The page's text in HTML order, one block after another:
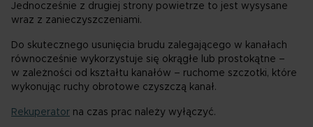
Jednocześnie z drugiej strony powietrze to jest wysysane
wraz z zanieczyszczeniami.
Do skutecznego usunięcia brudu zalegającego w kanałach
równocześnie wykorzystuje się okrągłe lub prostokątne –
w zależności od kształtu kanałów – ruchome szczotki, które
wykonując ruchy obrotowe czyszczą kanał.
Rekuperator na czas prac należy wyłączyć.